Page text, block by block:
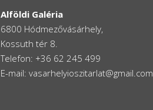
Alföldi Galéria
6800 Hódmezővásárhely,
Kossuth tér 8.
Telefon: +36 62 245 499
E-mail: vasarhelyioszitarlat@gmail.com